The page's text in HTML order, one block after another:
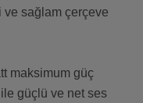
sağlam çerçeve
maksimum güç
güçlü ve net ses